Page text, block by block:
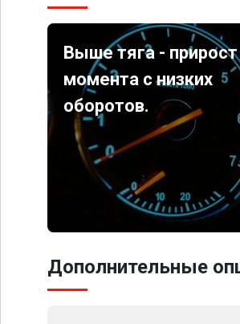
Выше тяга - прирост
момента с низких
оборотов.
Дополнительные